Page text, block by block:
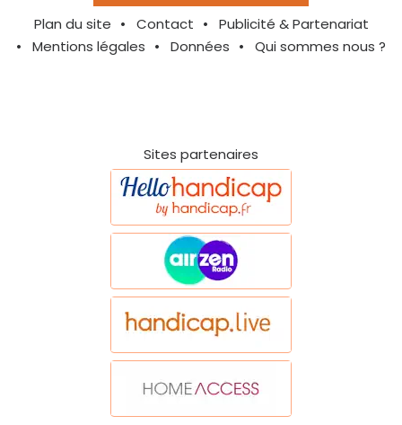
Plan du site Contact
Publicité & Partenariat
Mentions légales
Données Qui sommes nous ?
Sites partenaires